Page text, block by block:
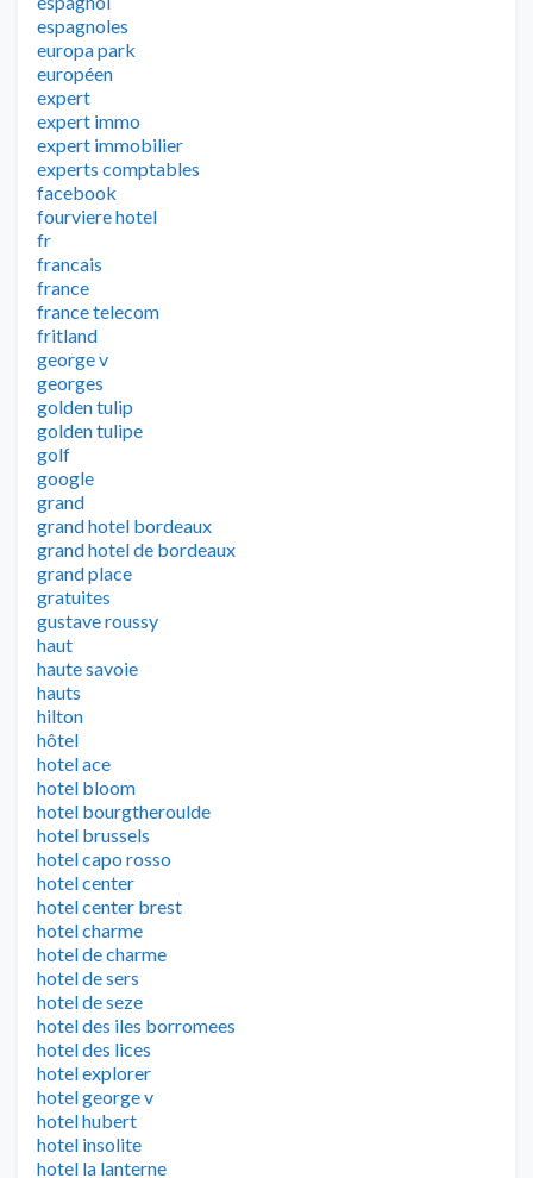
espagnoles
europa park
européen
expert
expert immo
expert immobilier
experts comptables
facebook
fourviere hotel
fr
francais
france
france telecom
fritland
george v
georges
golden tulip
golden tulipe
golf
google
grand
grand hotel bordeaux
grand hotel de bordeaux
grand place
gratuites
gustave roussy
haut
haute savoie
hauts
hilton
hôtel
hotel ace
hotel bloom
hotel bourgtheroulde
hotel brussels
hotel capo rosso
hotel center
hotel center brest
hotel charme
hotel de charme
hotel de sers
hotel de seze
hotel des iles borromees
hotel des lices
hotel explorer
hotel george v
hotel hubert
hotel insolite
hotel la lanterne